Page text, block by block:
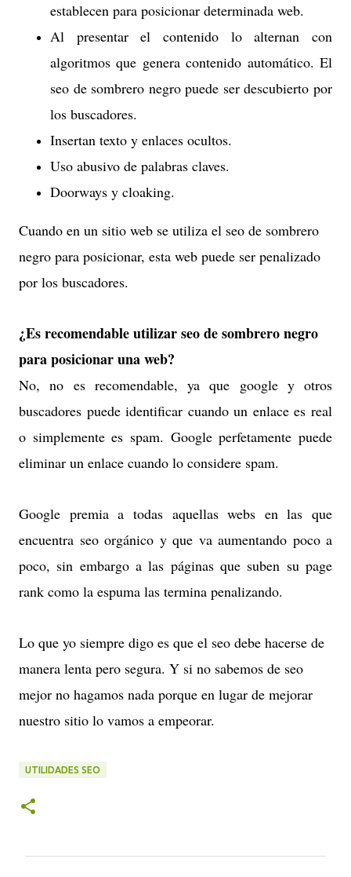
establecen para posicionar determinada web.
Al presentar el contenido lo alternan con
algoritmos que genera contenido automático. El
seo de sombrero negro puede ser descubierto por
los buscadores.
Insertan texto y enlaces ocultos.
Uso abusivo de palabras claves.
Doorways y cloaking.
Cuando en un sitio web se utiliza el seo de sombrero
negro para posicionar, esta web puede ser penalizado
por los buscadores.
¿Es recomendable utilizar seo de sombrero negro
para posicionar una web?
No, no es recomendable, ya que google y otros
buscadores puede identificar cuando un enlace es real
o simplemente es spam. Google perfetamente puede
eliminar un enlace cuando lo considere spam.
Google premia a todas aquellas webs en las que
encuentra seo orgánico y que va aumentando poco a
poco, sin embargo a las páginas que suben su page
rank como la espuma las termina penalizando.
Lo que yo siempre digo es que el seo debe hacerse de
manera lenta pero segura. Y si no sabemos de seo
mejor no hagamos nada porque en lugar de mejorar
nuestro sitio lo vamos a empeorar.
UTILIDADES SEO